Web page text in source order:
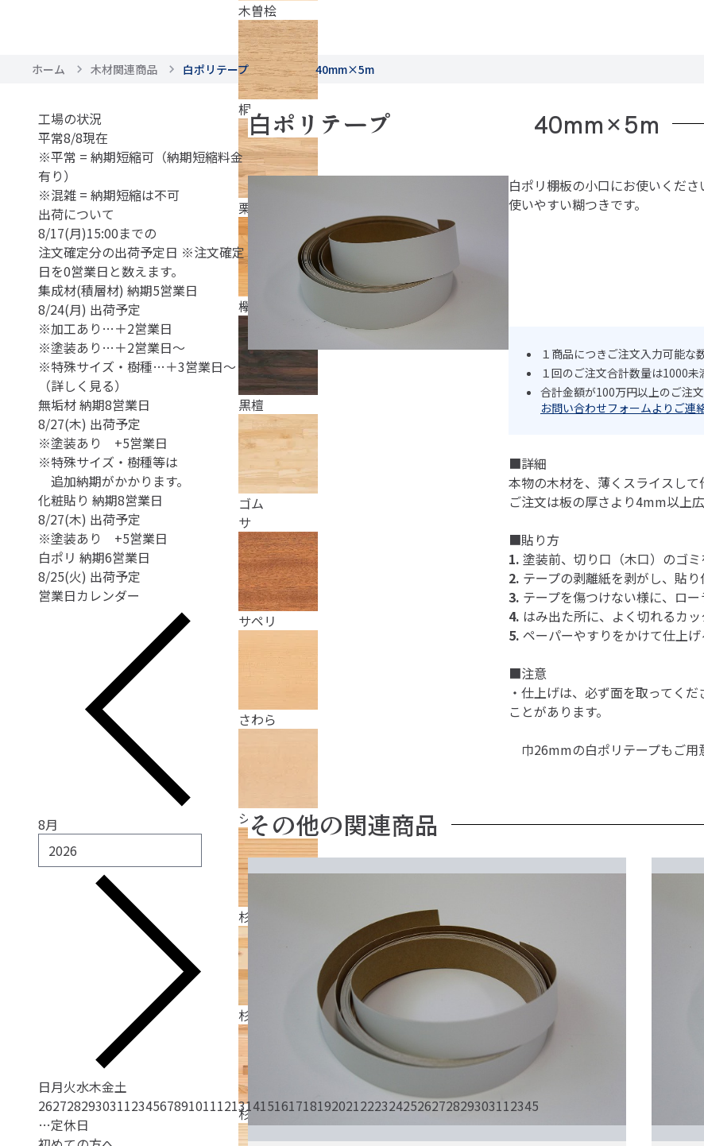
木曽桧
桐
栗
欅
黒檀
ゴム
サ
サペリ
さわら
シルバーハート
杉赤 無節
杉源平 節
杉源平 無節
ホーム 木材関連商品 白ポリテープ 40mm×5m
白ポリテープ 40mm×5m
白ポリ棚板の小口にお使いくださ
使いやすい糊つきです。
１商品につきご注文入力可能な
１回のご注文合計数量は1000未
合計金額が100万円以上のご注
お問い合わせフォームよりご連
■詳細
本物の木材を、薄くスライスして
ご注文は板の厚さより4mm以上
■貼り方
1. 塗装前、切り口（木口）のゴミ
2. テープの剥離紙を剥がし、貼り
3. テープを傷つけない様に、ロ
4. はみ出た所に、よく切れるカ
5. ペーパーやすりをかけて仕上げ
■注意
・仕上げは、必ず面を取ってく
ことがあります。
巾26mmの白ポリテープもご用
その他の関連商品
工場の状況
平常8/8現在
※平常 = 納期短縮可（納期短縮料金
有り）
※混雑 = 納期短縮は不可
出荷について
8/17(月)15:00までの
注文確定分の出荷予定日 ※注文確定
日を0営業日と数えます。
集成材(積層材) 納期5営業日
8/24(月) 出荷予定
※加工あり…＋2営業日
※塗装あり…＋2営業日～
※特殊サイズ・樹種…＋3営業日～
（詳しく見る）
無垢材納期8営業日
8/27(木) 出荷予定
※塗装あり +5営業日
※特殊サイズ・樹種等は
追加納期がかかります。
化粧貼り 納期8営業日
8/27(木) 出荷予定
※塗装あり +5営業日
白ポリ 納期6営業日
8/25(火) 出荷予定
営業日カレンダー
8月
日月火水木金土
2627282930311234567891011121314151617181920212223242526272829303112345
…定休日